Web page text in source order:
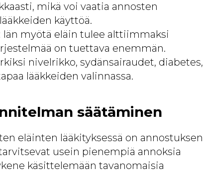
mikä voi vaatia annosten
käyttöä.
myötä eläin tulee alttiimmaksi
on tuettava enemmän.
nivelrikko, sydänsairaudet, diabetes,
lääkkeiden valinnassa.
säätäminen
eläinten lääkityksessä on annostuksen
usein pienempiä annoksia
käsittelemään tavanomaisia